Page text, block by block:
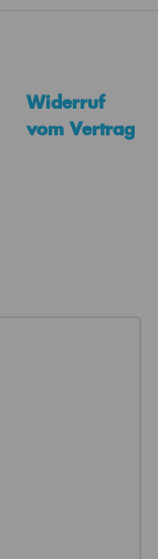
Widerruf
vom Vertrag